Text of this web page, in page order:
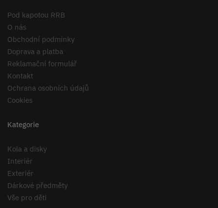
Pod kapotou RRB
O nás
Obchodní podmínky
Doprava a platba
Reklamační formulář
Kontakt
Ochrana osobních údajů
Cookies
Kategorie
Kola a disky
Interiér
Exteriér
Dárkové předměty
Vše pro děti